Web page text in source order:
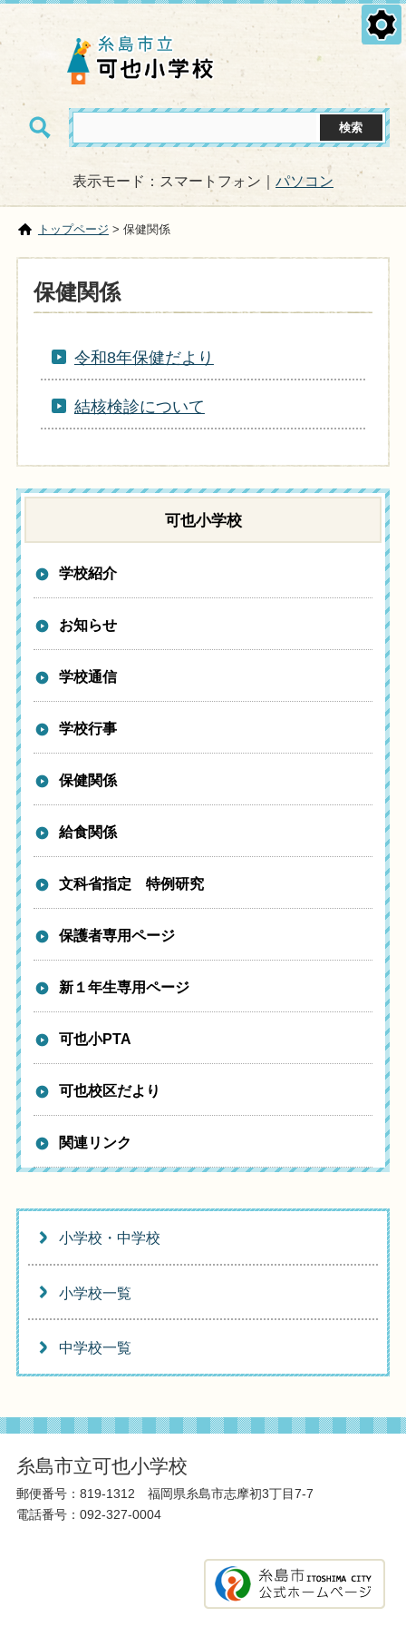
表示モード：スマートフォン｜ パソコン
トップページ > 保健関係
保健関係
令和8年保健だより
結核検診について
可也小学校
学校紹介
お知らせ
学校通信
学校行事
保健関係
給食関係
文科省指定 特例研究
保護者専用ページ
新１年生専用ページ
可也小PTA
可也校区だより
関連リンク
小学校・中学校
小学校一覧
中学校一覧
糸島市立可也小学校
郵便番号：819-1312 福岡県糸島市志摩初3丁目7-7
電話番号：092-327-0004